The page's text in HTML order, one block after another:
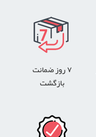
۷ روز ضمانت
بازگشت